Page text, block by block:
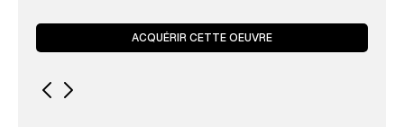
ACQUÉRIR CETTE OEUVRE